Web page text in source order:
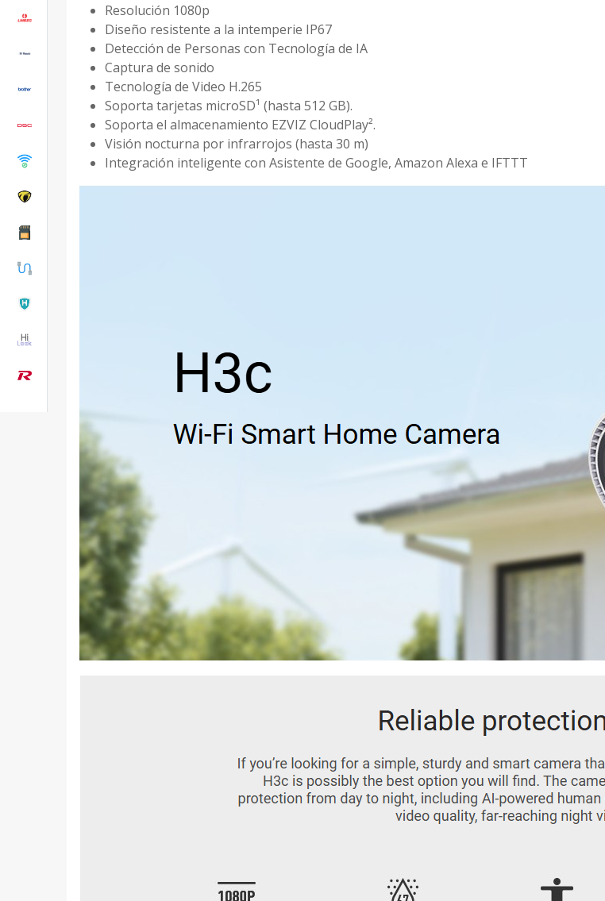
Resolución 1080p
Diseño resistente a la intemperie IP67
Detección de Personas con Tecnología de IA
Captura de sonido
Tecnología de Video H.265
Soporta tarjetas microSD¹ (hasta 512 GB).
Soporta el almacenamiento EZVIZ CloudPlay².
Visión nocturna por infrarrojos (hasta 30 m)
Integración inteligente con Asistente de Google, Amazon Alexa e IFTTT